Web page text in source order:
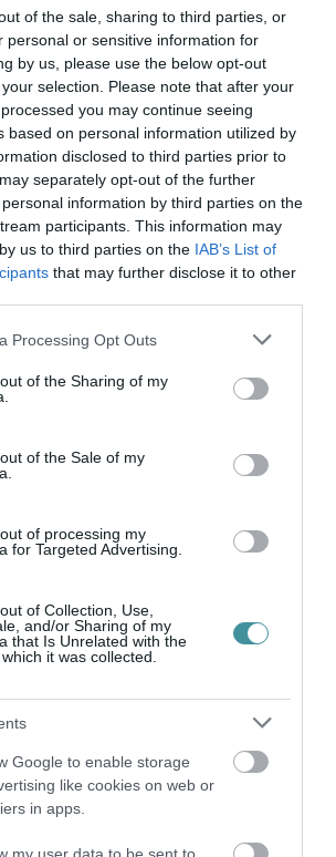
of the sale, sharing to third parties, or
personal or sensitive information for
by us, please use the below opt-out
selection. Please note that after your
you may continue seeing
based on personal information utilized by
disclosed to third parties prior to
separately opt-out of the further
information by third parties on the
participants. This information may
us to third parties on the IAB’s List of
that may further disclose it to other
website/app uses one or more Google
visit or usage behaviour. You may click to
to Google and its third-party tags to
specified purposes in below Google
Processing Opt Outs
of the Sharing of my
of the Sale of my
of processing my
for Targeted Advertising.
of Collection, Use,
and/or Sharing of my
that Is Unrelated with the
it was collected.
Google to enable storage
like cookies on web or
in apps.
híreink
35 PERCES TANÓRÁK ÉS KEVESEBB HÁZI
FELADAT JÖHET AZ ALSÓ ...
2026. augusztus 08| Mindenki ügye
BAKA ANDRÁST JELÖLI KÖZTÁRSASÁGI
ELNÖKNEK A TISZA
2026. augusztus 08| Mindenki ügye
TELJES SZAKÍTÁS JÖN A...
2026. augusztus 08 Mindenki ügye
AMIKÉRT ÉRDEMES MEGNÉZNI
2026. augusztus 08|Promóció
TÖBB MINT EGY HÓNAP IS LEHET, MIRE
TELJESEN ÚJRAINDUL A P...
2026. augusztus 07|
DIGITÁLIS TANULÁS ELŐNYEI
ÚJRAINDULNAK A KORÁBBAN
2026. augusztus 07 Eger ügye